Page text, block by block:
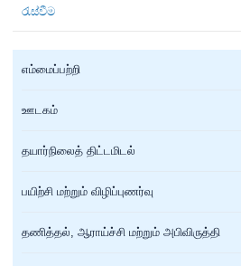
රැස්වීම
எம்மைப்பற்றி
ஊடகம்
தயார்நிலைத் திட்டமிடல்
பயிற்சி மற்றும் விழிப்புணர்வு
தணித்தல், ஆராய்ச்சி மற்றும் அபிவிருத்தி